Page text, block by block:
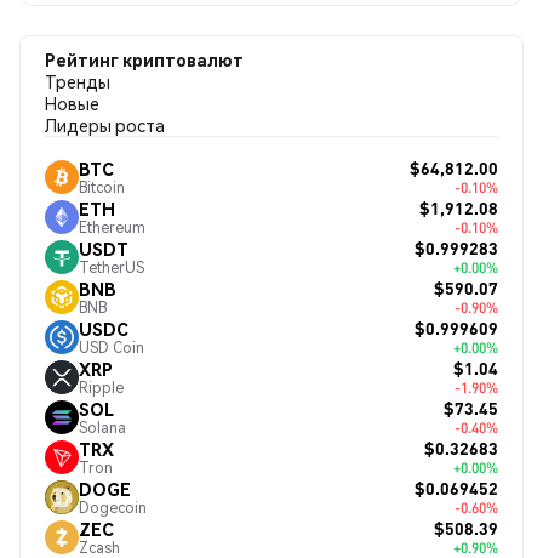
Рейтинг криптовалют
Тренды
Новые
Лидеры роста
BTC
Bitcoin
$64,812.00
-0.10%
ETH
Ethereum
$1,912.08
-0.10%
USDT
TetherUS
$0.999283
+0.00%
BNB
BNB
$590.07
-0.90%
USDC
USD Coin
$0.999609
+0.00%
XRP
Ripple
$1.04
-1.90%
SOL
Solana
$73.45
-0.40%
TRX
Tron
$0.32683
+0.00%
DOGE
Dogecoin
$0.069452
-0.60%
ZEC
Zcash
$508.39
+0.90%